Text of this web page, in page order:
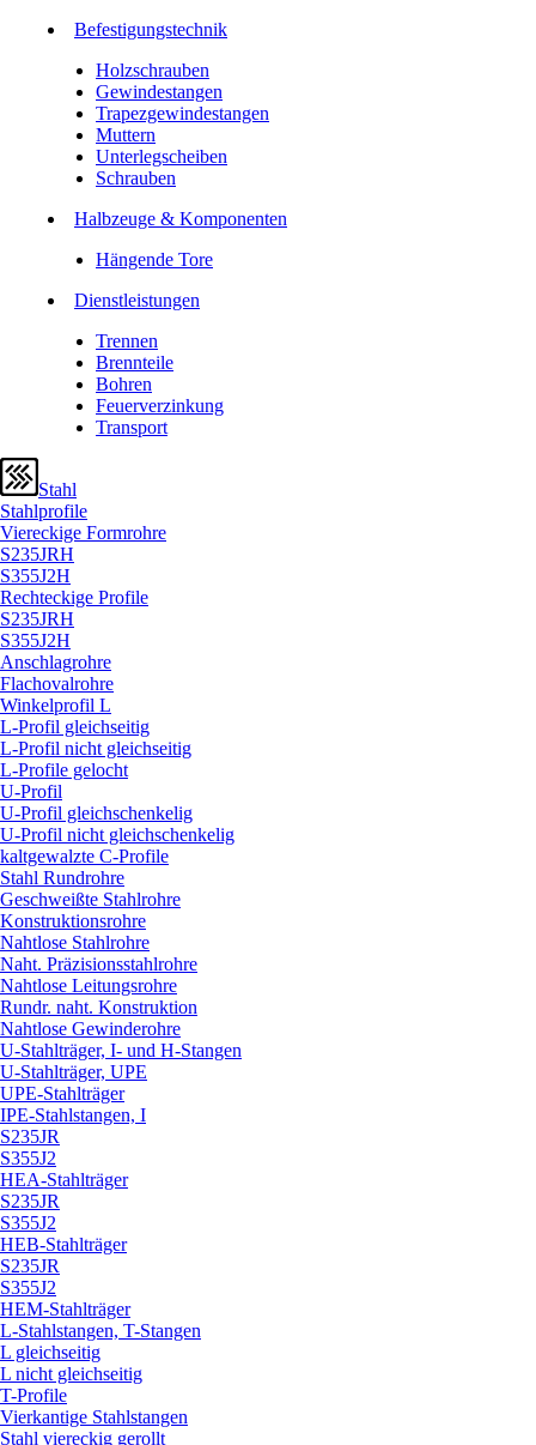
Befesti­gungstechnik
Holzschrauben
Gewindestangen
Trapezgewindestangen
Muttern
Unterlegscheiben
Schrauben
Halbzeuge & Komponenten
Hängende Tore
Dienstleistungen
Trennen
Brennteile
Bohren
Feuerverzinkung
Transport
Stahl
Stahlprofile
Viereckige Formrohre
S235JRH
S355J2H
Rechteckige Profile
S235JRH
S355J2H
Anschlagrohre
Flachovalrohre
Winkelprofil L
L-Profil gleichseitig
L-Profil nicht gleichseitig
L-Profile gelocht
U-Profil
U-Profil gleichschenkelig
U-Profil nicht gleichschenkelig
kaltgewalzte C-Profile
Stahl Rundrohre
Geschweißte Stahlrohre
Konstruktionsrohre
Nahtlose Stahlrohre
Naht. Präzisionsstahlrohre
Nahtlose Leitungsrohre
Rundr. naht. Konstruktion
Nahtlose Gewinderohre
U-Stahlträger, I- und H-Stangen
U-Stahlträger, UPE
UPE-Stahlträger
IPE-Stahlstangen, I
S235JR
S355J2
HEA-Stahlträger
S235JR
S355J2
HEB-Stahlträger
S235JR
S355J2
HEM-Stahlträger
L-Stahlstangen, T-Stangen
L gleichseitig
L nicht gleichseitig
T-Profile
Vierkantige Stahlstangen
Stahl viereckig gerollt